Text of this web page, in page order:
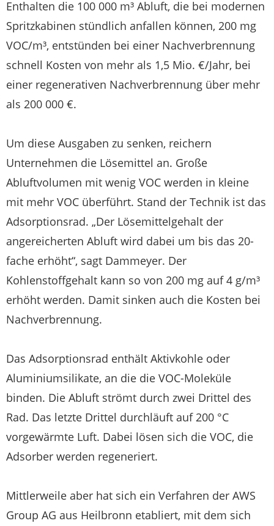
Enthalten die 100 000 m³ Abluft, die bei modernen
Spritzkabinen stündlich anfallen können, 200 mg
VOC/m³, entstünden bei einer Nachverbrennung
schnell Kosten von mehr als 1,5 Mio. €/Jahr, bei
einer regenerativen Nachverbrennung über mehr
als 200 000 €.
Um diese Ausgaben zu senken, reichern
Unternehmen die Lösemittel an. Große
Abluftvolumen mit wenig VOC werden in kleine
mit mehr VOC überführt. Stand der Technik ist das
Adsorptionsrad. „Der Lösemittelgehalt der
angereicherten Abluft wird dabei um bis das 20-
fache erhöht“, sagt Dammeyer. Der
Kohlenstoffgehalt kann so von 200 mg auf 4 g/m³
erhöht werden. Damit sinken auch die Kosten bei
Nachverbrennung.
Das Adsorptionsrad enthält Aktivkohle oder
Aluminiumsilikate, an die die VOC-Moleküle
binden. Die Abluft strömt durch zwei Drittel des
Rad. Das letzte Drittel durchläuft auf 200 °C
vorgewärmte Luft. Dabei lösen sich die VOC, die
Adsorber werden regeneriert.
Mittlerweile aber hat sich ein Verfahren der AWS
Group AG aus Heilbronn etabliert, mit dem sich